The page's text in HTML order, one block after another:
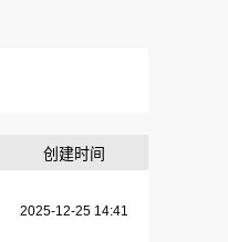
创建时间
2025-12-25 14:41